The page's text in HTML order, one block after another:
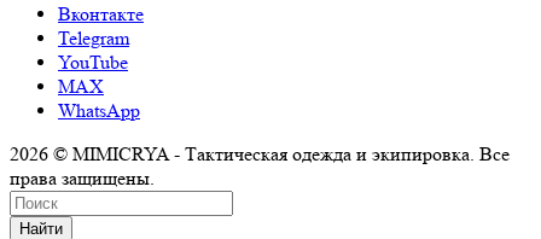
Вконтакте
Telegram
YouTube
MAX
WhatsApp
2026 © MIMICRYA - Тактическая одежда и экипировка. Все
права защищены.
Найти